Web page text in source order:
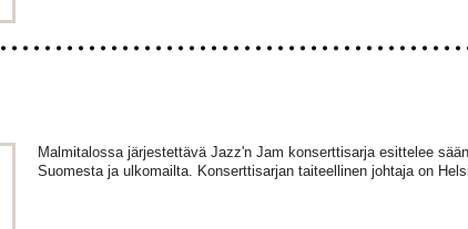
Malmitalossa järjestettävä Jazz'n Jam konserttisarja esittelee
Suomesta ja ulkomailta. Konserttisarjan taiteellinen johtaja on